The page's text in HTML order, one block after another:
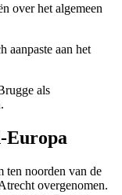
over het algemeen
aanpaste aan het
als
Europa
ten noorden van de
overgenomen.